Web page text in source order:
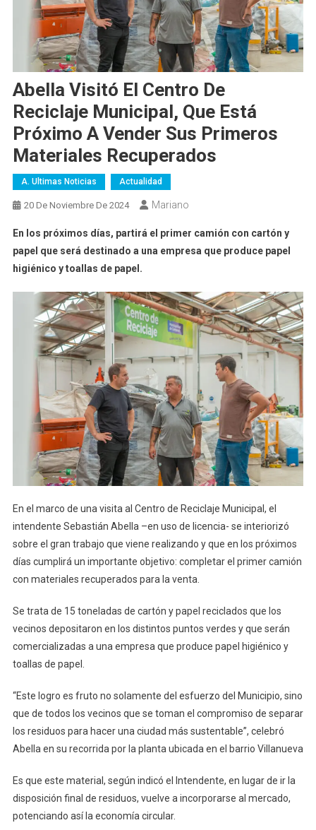
Abella Visitó El Centro De
Reciclaje Municipal, Que Está
Próximo A Vender Sus Primeros
Materiales Recuperados
A. Ultimas Noticias Actualidad
20 De Noviembre De 2024 Mariano
En los próximos días, partirá el primer camión con cartón y
papel que será destinado a una empresa que produce papel
higiénico y toallas de papel.
En el marco de una visita al Centro de Reciclaje Municipal, el
intendente Sebastián Abella –en uso de licencia- se interiorizó
sobre el gran trabajo que viene realizando y que en los próximos
días cumplirá un importante objetivo: completar el primer camión
con materiales recuperados para la venta.
Se trata de 15 toneladas de cartón y papel reciclados que los
vecinos depositaron en los distintos puntos verdes y que serán
comercializadas a una empresa que produce papel higiénico y
toallas de papel.
“Este logro es fruto no solamente del esfuerzo del Municipio, sino
que de todos los vecinos que se toman el compromiso de separar
los residuos para hacer una ciudad más sustentable”, celebró
Abella en su recorrida por la planta ubicada en el barrio Villanueva
Es que este material, según indicó el Intendente, en lugar de ir la
disposición final de residuos, vuelve a incorporarse al mercado,
potenciando así la economía circular.